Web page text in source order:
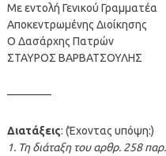
Με εντολή Γενικού Γραμματέα
Αποκεντρωμένης Διοίκησης
Ο Δασάρχης Πατρών
ΣΤΑΥΡΟΣ ΒΑΡΒΑΤΣΟΥΛΗΣ
————
Διατάξεις: (Έχοντας υπόψη:)
1. Τη διάταξη του αρθρ. 258